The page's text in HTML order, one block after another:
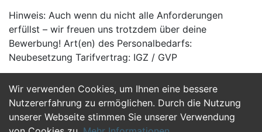
Wir verwenden Cookies, um Ihnen eine bessere
Nutzererfahrung zu ermöglichen. Durch die Nutzung
unserer Webseite stimmen Sie unserer Verwendung
Hinweis: Auch wenn du nicht alle Anforderungen
erfüllst – wir freuen uns trotzdem über deine
Bewerbung! Art(en) des Personalbedarfs:
Neubesetzung Tarifvertrag: IGZ / GVP
Jetzt Bewerben